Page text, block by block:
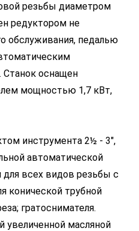
резьбы диаметром
редуктором не
обслуживания, педалью
Станок оснащен
мощностью 1,7 кВт,
инструмента 2½ - 3",
автоматической
для всех видов резьбы с
конической трубной
гратоснимателя.
увеличенной масляной